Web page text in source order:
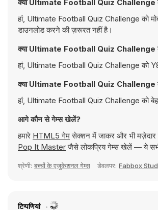
क्या Ultimate Football Quiz Challenge
हां, Ultimate Football Quiz Challenge को
डाउनलोड करने की ज़रूरत नहीं है।
क्या Ultimate Football Quiz Challenge
हां, Ultimate Football Quiz Challenge को
क्या Ultimate Football Quiz Challenge
हां, Ultimate Football Quiz Challenge को
आगे कौन से गेम्स खेलें?
हमारे HTML5 गेमसेक्शन में जाकर और भी मज़ेदार
Pop It Masterजैसे लोकप्रिय गेम्स खेलें — ये
श्रेणी: बच्चों के एजुकेशनल गेम्स डेवलपर: Fabbox
टिप्पणियां